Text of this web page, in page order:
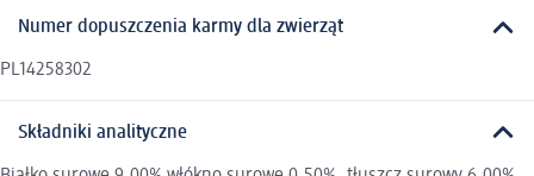
Numer dopuszczenia karmy dla zwierząt
PL14258302
Składniki analityczne